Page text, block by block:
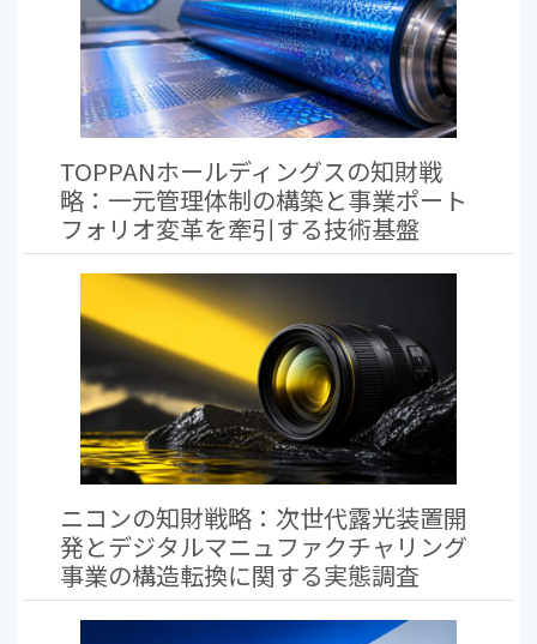
TOPPANホールディングスの知財戦
略：一元管理体制の構築と事業ポート
フォリオ変革を牽引する技術基盤
ニコンの知財戦略：次世代露光装置開
発とデジタルマニュファクチャリング
事業の構造転換に関する実態調査